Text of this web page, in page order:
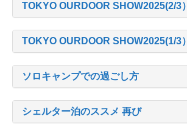
TOKYO OURDOOR SHOW2025(2/3）
TOKYO OURDOOR SHOW2025(1/3）
ソロキャンプでの過ごし方
シェルター泊のススメ 再び